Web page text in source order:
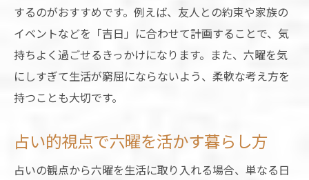
するのがおすすめです。例えば、友人との約束や家族の
イベントなどを「吉日」に合わせて計画することで、気
持ちよく過ごせるきっかけになります。また、六曜を気
にしすぎて生活が窮屈にならないよう、柔軟な考え方を
持つことも大切です。
占い的視点で六曜を活かす暮らし方
占いの観点から六曜を生活に取り入れる場合、単なる日